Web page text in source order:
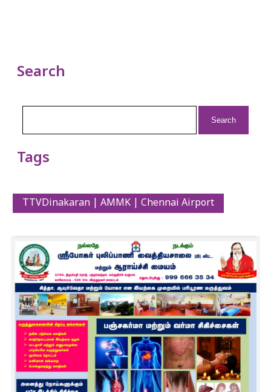
Search
Tags
TTVDinakaran | AMMK | Chennai Airport